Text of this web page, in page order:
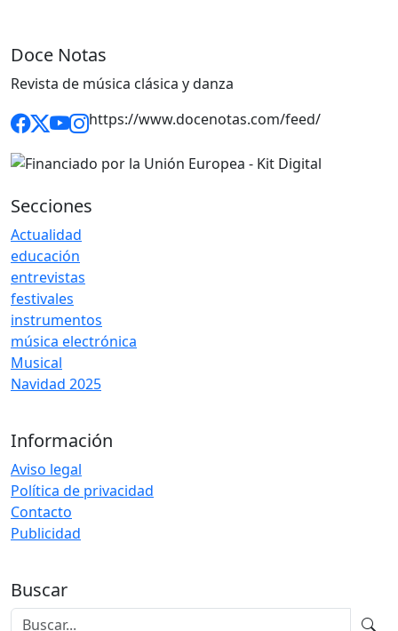
Doce Notas
Revista de música clásica y danza
https://www.docenotas.com/feed/
Secciones
Actualidad
educación
entrevistas
festivales
instrumentos
música electrónica
Musical
Navidad 2025
Información
Aviso legal
Política de privacidad
Contacto
Publicidad
Buscar